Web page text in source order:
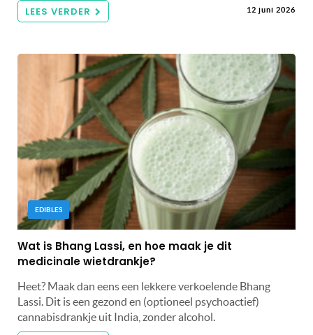
LEES VERDER 12 juni 2026
EDIBLES
Wat is Bhang Lassi, en hoe maak je dit
medicinale wietdrankje?
Heet? Maak dan eens een lekkere verkoelende Bhang
Lassi. Dit is een gezond en (optioneel psychoactief)
cannabisdrankje uit India, zonder alcohol.